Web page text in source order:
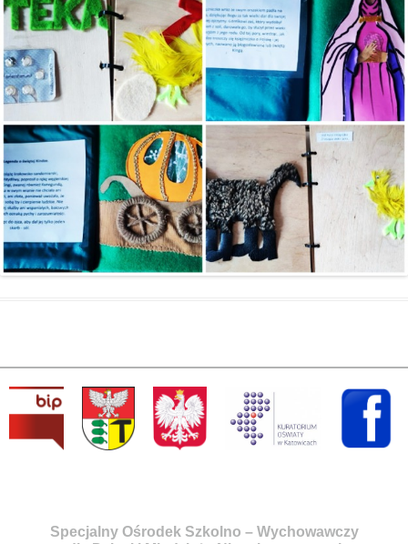
Specjalny Ośrodek Szkolno – Wychowawczy